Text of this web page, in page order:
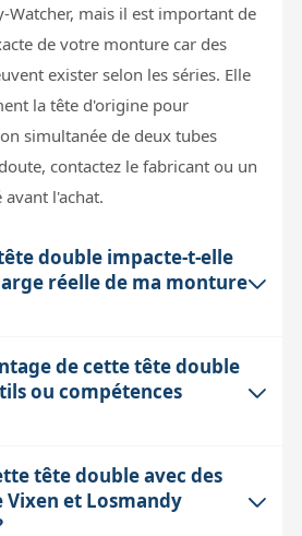
Watcher, mais il est important de
de votre monture car des
exister selon les séries. Elle
la tête d'origine pour
simultanée de deux tubes
contactez le fabricant ou un
l'achat.
double impacte-t-elle
réelle de ma monture
ajoute du poids à l'ensemble
du poids. La capacité de
pour l'EQ6-R ne change pas,
montés. Une surcharge peut
précision de suivi, voire des
de cette tête double
ou compétences
sans notice ni schéma, donc son
certaine expérience en
tête double avec des
et Losmandy